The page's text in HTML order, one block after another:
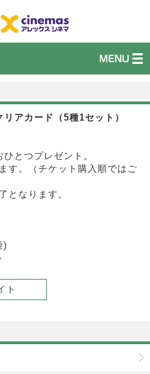
アカード（5種1セット）
とつプレゼント。
す。（チケット購入順ではご
となります。
)
ト